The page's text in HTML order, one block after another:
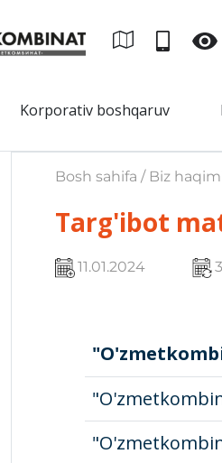
Korporativ boshqaruv
Bosh sahifa / Biz
Targ'ibot
11.01.2024